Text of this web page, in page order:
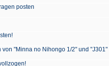
posten
"Minna no Nihongo 1/2" und "J301"